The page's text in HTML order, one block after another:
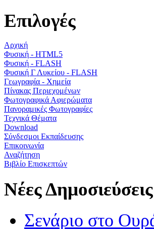
Επιλογές
Αρχική
Φυσική - HTML5
Φυσική - FLASH
Φυσική Γ Λυκείου - FLASH
Γεωγραφία - Χημεία
Πίνακας Περιεχομένων
Φωτογραφικά Αφιερώματα
Πανοραμικές Φωτογραφίες
Τεχνικά Θέματα
Download
Σύνδεσμοι Εκπαίδευσης
Επικοινωνία
Αναζήτηση
Βιβλίο Επισκεπτών
Νέες Δημοσιεύσεις
Σενάριο στο